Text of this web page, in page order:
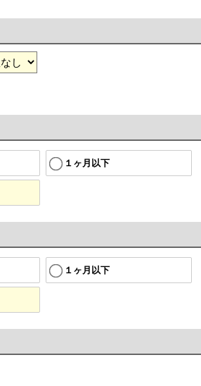
１ヶ月以下
１ヶ月以下